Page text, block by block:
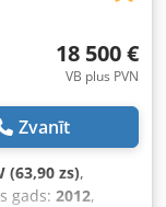
18 500 €
VB plus PVN
Zvanīt
(63,90 zs),
gads: 2012,